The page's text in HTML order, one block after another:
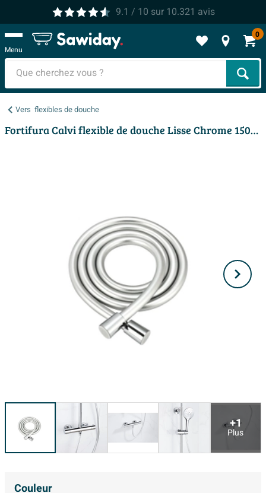
9.1 / 10 sur 10.321 avis
Menu
0
Vers flexibles de douche
Fortifura Calvi flexible de douche Lisse Chrome 150cm
+1
Plus
Couleur